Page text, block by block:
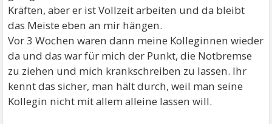
Kräften, aber er ist Vollzeit arbeiten und da bleibt
das Meiste eben an mir hängen.
Vor 3 Wochen waren dann meine Kolleginnen wieder
da und das war für mich der Punkt, die Notbremse
zu ziehen und mich krankschreiben zu lassen. Ihr
kennt das sicher, man hält durch, weil man seine
Kollegin nicht mit allem alleine lassen will.